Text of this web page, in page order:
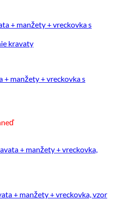
+ manžety + vreckovka s
+ manžety + vreckovka, vzor